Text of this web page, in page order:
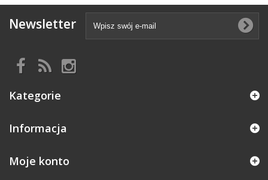
Newsletter
Kategorie
Informacja
Moje konto